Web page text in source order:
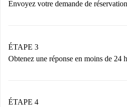
nécessaires.
Envoyez votre demande de réservation
Nous ne vous facturerons rien
n’aura pas accepté.
ÉTAPE 3
Obtenez une réponse en moins de 24
contact avec le propriétaire.
ÉTAPE 4